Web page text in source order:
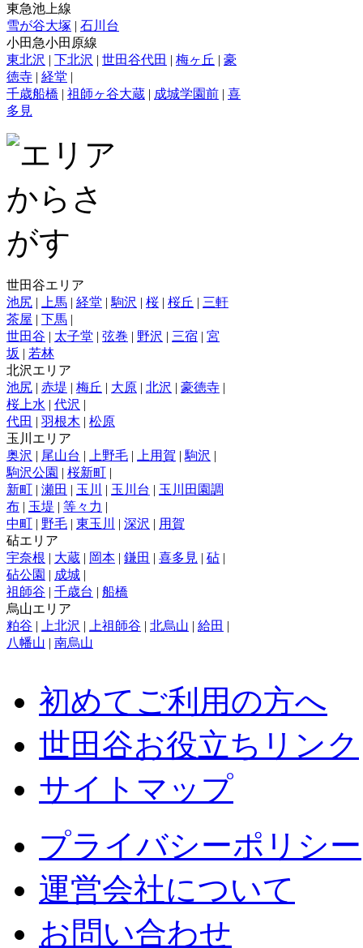
東急池上線
雪が谷大塚 | 石川台
小田急小田原線
東北沢 | 下北沢 | 世田谷代田 | 梅ヶ丘 | 豪
徳寺 | 経堂 |
千歳船橋 | 祖師ヶ谷大蔵 | 成城学園前 | 喜
多見
世田谷エリア
池尻 | 上馬 | 経堂 | 駒沢 | 桜 | 桜丘 | 三軒
茶屋 | 下馬 |
世田谷 | 太子堂 | 弦巻 | 野沢 | 三宿 | 宮
坂 | 若林
北沢エリア
池尻 | 赤堤 | 梅丘 | 大原 | 北沢 | 豪徳寺 |
桜上水 | 代沢 |
代田 | 羽根木 | 松原
玉川エリア
奥沢 | 尾山台 | 上野毛 | 上用賀 | 駒沢 |
駒沢公園 | 桜新町 |
新町 | 瀬田 | 玉川 | 玉川台 | 玉川田園調
布 | 玉堤 | 等々力 |
中町 | 野毛 | 東玉川 | 深沢 | 用賀
砧エリア
宇奈根 | 大蔵 | 岡本 | 鎌田 | 喜多見 | 砧 |
砧公園 | 成城 |
祖師谷 | 千歳台 | 船橋
烏山エリア
粕谷 | 上北沢 | 上祖師谷 | 北烏山 | 給田 |
八幡山 | 南烏山
初めてご利用の方へ
世田谷お役立ちリンク
サイトマップ
プライバシーポリシー
運営会社について
お問い合わせ